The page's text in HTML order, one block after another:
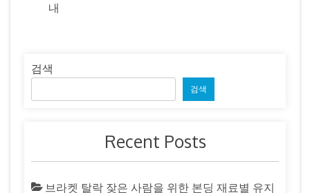
내
검색
검색
Recent Posts
브라켓 탈락 잦은 사람을 위한 본딩 재료별 유지